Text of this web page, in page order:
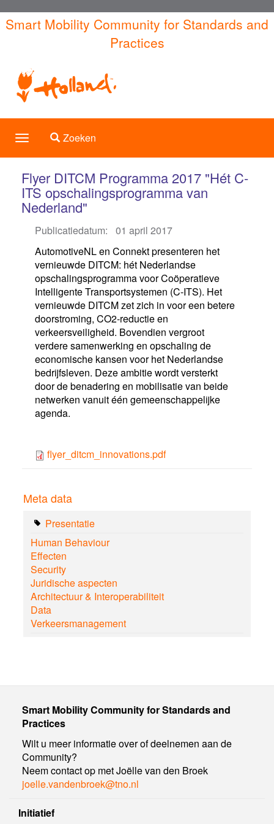
Overslaan
en
inhoud
gaan
Smart Mobility Community for Standards and
Practices
ToggleToggle search
Zoeken
Flyer DITCM Programma 2017 "Hét C-
ITS opschalingsprogramma van
Nederland"
Publicatiedatum:
01 april 2017
AutomotiveNL en Connekt presenteren het
vernieuwde DITCM: hét Nederlandse
opschalingsprogramma voor Coöperatieve
Intelligente Transportsystemen (C-ITS). Het
vernieuwde DITCM zet zich in voor een betere
doorstroming, CO2-reductie en
verkeersveiligheid. Bovendien vergroot
verdere samenwerking en opschaling de
economische kansen voor het Nederlandse
bedrijfsleven. Deze ambitie wordt versterkt
door de benadering en mobilisatie van beide
netwerken vanuit één gemeenschappelijke
agenda.
flyer_ditcm_innovations.pdf
Meta data
Presentatie
Human Behaviour
Effecten
Security
Juridische aspecten
Architectuur & Interoperabiliteit
Data
Verkeersmanagement
Smart Mobility Community for Standards and
Practices
Wilt u meer informatie over of deelnemen aan de
Community?
Neem contact op met Joëlle van den Broek
joelle.vandenbroek@tno.nl
Initiatief